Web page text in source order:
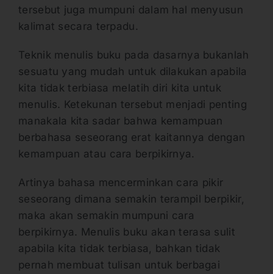
tersebut juga mumpuni dalam hal menyusun
kalimat secara terpadu.
Teknik menulis buku pada dasarnya bukanlah
sesuatu yang mudah untuk dilakukan apabila
kita tidak terbiasa melatih diri kita untuk
menulis. Ketekunan tersebut menjadi penting
manakala kita sadar bahwa kemampuan
berbahasa seseorang erat kaitannya dengan
kemampuan atau cara berpikirnya.
Artinya bahasa mencerminkan cara pikir
seseorang dimana semakin terampil berpikir,
maka akan semakin mumpuni cara
berpikirnya. Menulis buku akan terasa sulit
apabila kita tidak terbiasa, bahkan tidak
pernah membuat tulisan untuk berbagai